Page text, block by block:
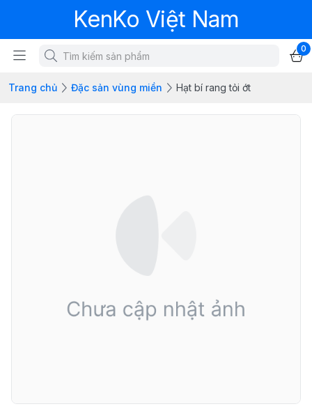
KenKo Việt Nam
0
Trang chủ Đặc sản vùng miền Hạt bí rang tỏi ớt